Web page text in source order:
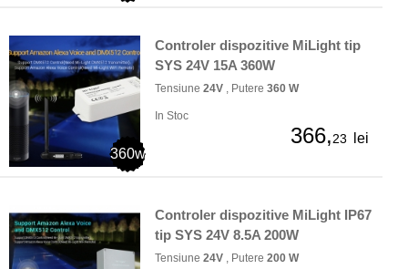
360w
Controler dispozitive MiLight tip
SYS 24V 15A 360W
Tensiune 24V , Putere 360 W
In Stoc
366,23 lei
Controler dispozitive MiLight IP67
tip SYS 24V 8.5A 200W
Tensiune 24V , Putere 200 W